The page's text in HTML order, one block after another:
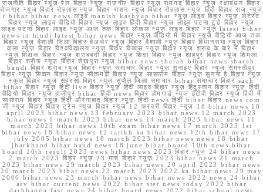
राजनीति बिहार न्यूज़ रेल बिहार न्यूज़ राजगीर बिहार न्यूज़ रामगढ़ बिहार न्यूज़ रक्षाबंधन बिहार
रोजगार न्यूज़ बिहार रोहतास न्यूज़ बिहार राशन न्यूज़ बिहार रोहतास न्यूज़ हिंदी बिहार राज न्यूज़
r bihar bihar news लाइव manish kashyap bihar न्यूज़ लाइव बिहार न्यूज़ लेटेस्ट
बिहार न्यूज़ लाइव वीडियो बिहार न्यूज़ लाइव हिंदी बिहार न्यूज़ लाइव पटना टुडे बिहार न्यूज़
लाइव पटना बिहार लाइव न्यूज़ आज तक बिहार लोकल न्यूज़ लाइव बिहार न्यूज़ latest bihar
news in hindi latest bihar news बिहार न्यूज़ वीडियो में बिहार न्यूज़ वीडियो आज तक
बिहार न्यूज़ वैशाली जिला बिहार वेअथेर न्यूज़ बिहार वैशाली न्यूज़ बिहार विधानसभा न्यूज़ बिहार
वाला न्यूज़ बिहार विश्वविद्यालय न्यूज़ बिहार विकास न्यूज़ बिहार न्यूज़ शराब के बारे में बिहार
न्यूज़ शिक्षक बिहार न्यूज़ शराबबंदी बिहार न्यूज़ शिक्षा बिहार न्यूज़ शाहपुर बिहार न्यूज़ शिमला
बिहार शरीफ न्यूज़ बिहार शेखपुरा न्यूज़ bihar news sharab bihar news sharab
bandi बिहार शराब न्यूज़ बिहार न्यूज़ समाचार बिहार न्यूज़ सुनाइए बिहार न्यूज़ समस्तीपुर
बिहार न्यूज़ सिवान बिहार न्यूज़ सीतामढ़ी बिहार न्यूज़ सासाराम बिहार न्यूज़ सुनना है बिहार न्यूज़
स्कूल बिहार न्यूज़ सहरसा बिहार न्यूज़ सुपौल जिला समाचार bihar समाचार बिहार sach
bihar बिहार न्यूज़ हिंदी live बिहार न्यूज़ हिंदी लाइव बिहार न्यूज़ हिंदुस्तान बिहार न्यूज़ हिंदी
वीडियो बिहार न्यूज़ हाजीपुर bihar हिंदी news बिहार होमगार्ड न्यूज़ ईटीवी बिहार न्यूज़ हिंदी में
सासाराम बिहार न्यूज़ हिंदी औरंगाबाद बिहार न्यूज़ हिंदी news हिंदी bihar बिहार news.com
जी न्यूज बिहार बिहार ट्रेन न्यूज़ बिहार न्यूज़ 12 फरवरी बिहार न्यूज़ 18 bihar news 18
april 2023 bihar news 13 february 2023 bihar news 12 march 2023
bihar news 1 march 2023 bihar news 14 march 2023 bihar news 11
march 2023 bihar news 10th exam bihar news 17 march 2023 1st
bihar news 18 bihar news 12 tarikh ka bihar news 12th bihar news 17
july 2005 bihar news 18 march 2023 bihar news news 18 bihar
jharkhand bihar band news 18 june bihar board 10th news bihar
board 10th result 2023 news bihar news 2023 बिहार न्यूज़ 24 bihar news
2 march 2023 बिहार न्यूज़ 23 मार्च बिहार न्यूज़ 2023 bihar news 21 march
2023 bihar news 29 march 2023 bihar news 20 april 2023 bihar news
20 march 2023 bihar news 23 march 2023 2022 ka bihar news 29 may
2006 bihar news 23 march bihar news bihar news 2022 news 24 bihar
asv bihar current news 2022 bihar stet news today 2022 bihar
darbhanga fast news 24 bihar board news 2022 bihar school news